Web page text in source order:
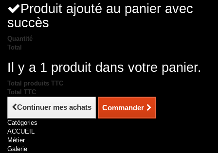
Produit ajouté au panier avec
succès
Quantité
Total
Il y a 1 produit dans votre panier.
Total produits TTC
Total TTC
Continuer mes achats Commander
Catégories
ACCUEIL
Métier
Galerie